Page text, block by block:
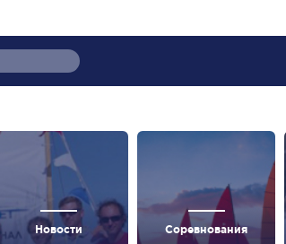
Новости Соревнования